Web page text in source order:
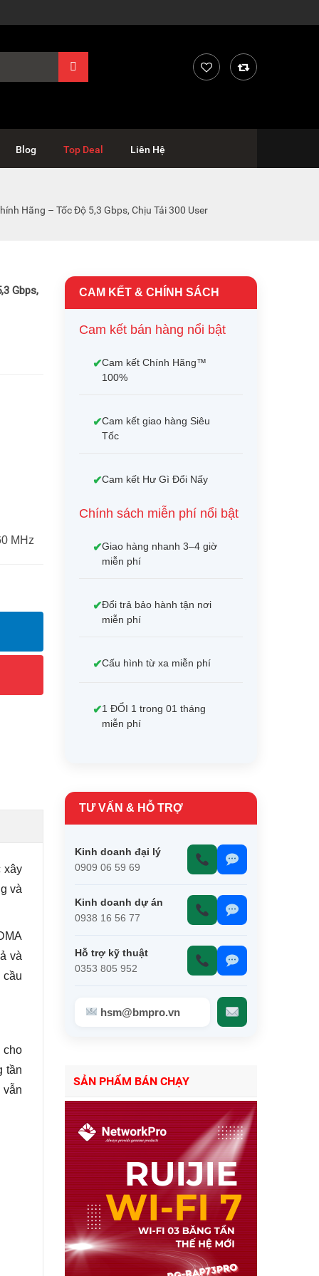
Blog Top Deal Liên Hệ
Hãng – Tốc Độ 5,3 Gbps, Chịu Tải 300 User
Gbps,
MHz
xây
và
và
cầu
cho
tần
vẫn
CAM KẾT & CHÍNH SÁCH
Cam kết bán hàng nổi bật
Cam kết Chính Hãng™
100%
Cam kết giao hàng Siêu
Tốc
Cam kết Hư Gì Đổi Nấy
Chính sách miễn phí nổi bật
Giao hàng nhanh 3–4 giờ
miễn phí
Đổi trả bảo hành tận nơi
miễn phí
Cấu hình từ xa miễn phí
1 ĐỔI 1 trong 01 tháng
miễn phí
TƯ VẤN & HỖ TRỢ
Kinh doanh đại lý
0909 06 59 69
Kinh doanh dự án
0938 16 56 77
Hỗ trợ kỹ thuật
0353 805 952
hsm@bmpro.vn
SẢN PHẨM BÁN CHẠY